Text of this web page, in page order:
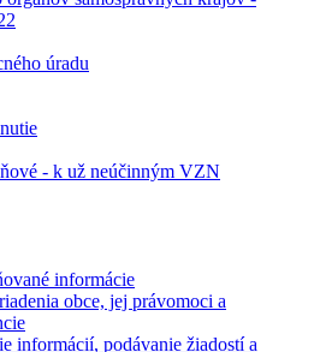
úradu
- k už neúčinným VZN
informácie
obce, jej právomoci a
informácií, podávanie žiadostí a